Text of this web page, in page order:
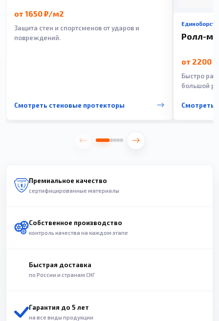
от 1650 ₽/м2
Защита стен и спортсменов от ударов и
повреждений.
Смотреть стеновые протекторы
Ролл-
от 2200
Быстро
большой
Смотреть
Премиальное качество
сертифицированные материалы
Собственное производство
контроль качества на каждом этапе
Быстрая доставка
по России и странам СНГ
Гарантия до 5 лет
на все виды продукции